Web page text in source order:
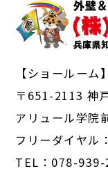
【ショールーム】
〒651-2113 神
アリュール学院
フリーダイヤル：
TEL：078-